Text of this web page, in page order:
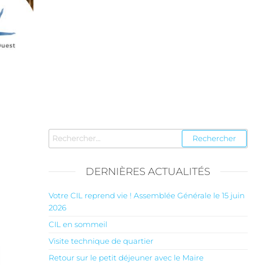
DERNIÈRES ACTUALITÉS
Votre CIL reprend vie ! Assemblée Générale le 15 juin
2026
CIL en sommeil
Visite technique de quartier
Retour sur le petit déjeuner avec le Maire